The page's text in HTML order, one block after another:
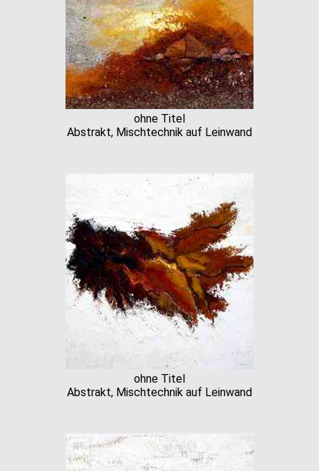
ohne Titel
Abstrakt, Mischtechnik auf Leinwand
ohne Titel
Abstrakt, Mischtechnik auf Leinwand